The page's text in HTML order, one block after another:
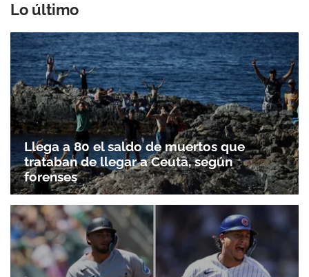
Lo último
Llega a 80 el saldo de muertos que
trataban de llegar a Ceuta, según
forenses